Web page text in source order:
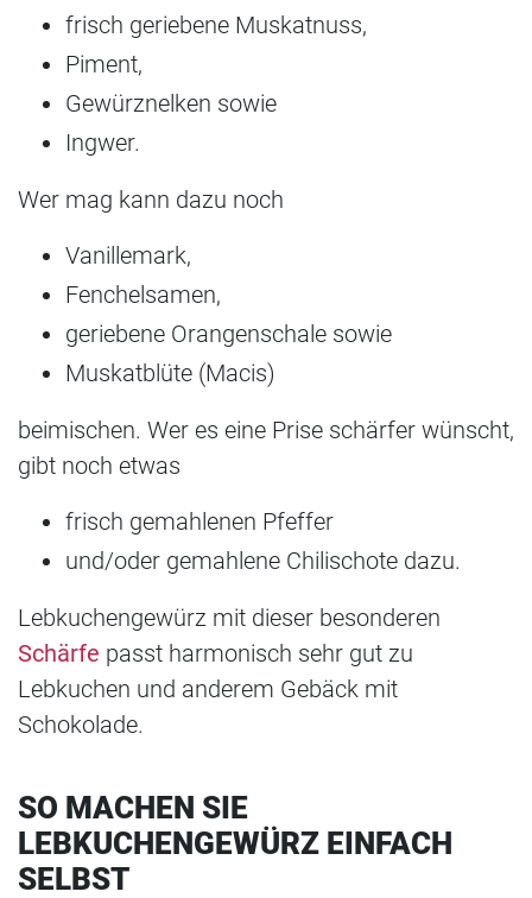
frisch geriebene Muskatnuss,
Piment,
Gewürznelken sowie
Ingwer.
Wer mag kann dazu noch
Vanillemark,
Fenchelsamen,
geriebene Orangenschale sowie
Muskatblüte (Macis)
beimischen. Wer es eine Prise schärfer wünscht,
gibt noch etwas
frisch gemahlenen Pfeffer
und/oder gemahlene Chilischote dazu.
Lebkuchengewürz mit dieser besonderen
Schärfe passt harmonisch sehr gut zu
Lebkuchen und anderem Gebäck mit
Schokolade.
SO MACHEN SIE
LEBKUCHENGEWÜRZ EINFACH
SELBST